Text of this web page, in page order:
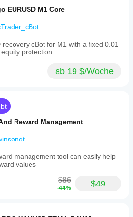
fest, getrennt für Long- und
Auf
: Wenn true, wird die Funktion
Stop Loss auf Break Even
um die Break Even-Funktion
: 20
Even] ✨
: Die Anzahl der Pips im Gewinn,
+ Extra Pips
Loss aktiviert.
EURUSD M1 Core
recovery cBot for M1 with a fixed 0.01
protection.
ab 19 $/Woche
Reward Management
management tool can easily help
values
$86
-44% $49